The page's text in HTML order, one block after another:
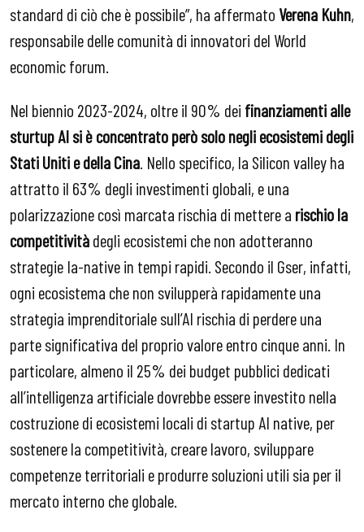
standard di ciò che è possibile”, ha affermato Verena Kuhn,
responsabile delle comunità di innovatori del World
economic forum.
Nel biennio 2023-2024, oltre il 90% dei finanziamenti alle
sturtup AI si è concentrato però solo negli ecosistemi degli
Stati Uniti e della Cina . Nello specifico, la Silicon valley ha
attratto il 63% degli investimenti globali, e una
polarizzazione così marcata rischia di mettere a rischio la
competitivitàdegli ecosistemi che non adotteranno
strategie Ia-native in tempi rapidi. Secondo il Gser, infatti,
ogni ecosistema che non svilupperà rapidamente una
strategia imprenditoriale sull’AI rischia di perdere una
parte significativa del proprio valore entro cinque anni. In
particolare, almeno il 25% dei budget pubblici dedicati
all’intelligenza artificiale dovrebbe essere investito nella
costruzione di ecosistemi locali di startup AI native, per
sostenere la competitività, creare lavoro, sviluppare
competenze territoriali e produrre soluzioni utili sia per il
mercato interno che globale.